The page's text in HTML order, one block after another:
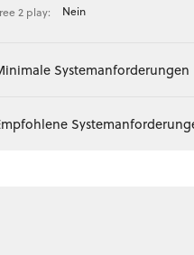
2 play:
Nein
Systemanforderungen